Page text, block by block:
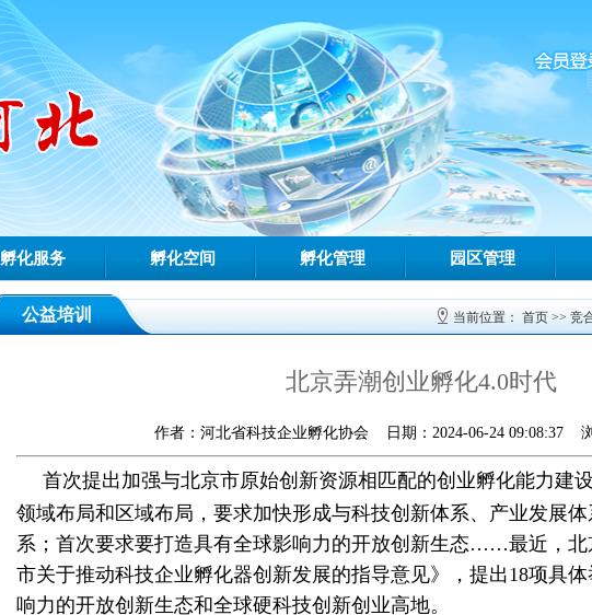
孵化服务 孵化空间 孵化管理 园区管理
当前位置： 首页 >> 竞
公益培训
北京弄潮创业孵化4.0时代
作者：河北省科技企业孵化协会 日期：2024-06-24 09:08:37
首次提出加强与北京市原始创新资源相匹配的创业孵化能力建
领域布局和区域布局，要求加快形成与科技创新体系、产业发展
系；首次要求要打造具有全球影响力的开放创新生态……最近，
市关于推动科技企业孵化器创新发展的指导意见》，提出18项具
响力的开放创新生态和全球硬科技创新创业高地。